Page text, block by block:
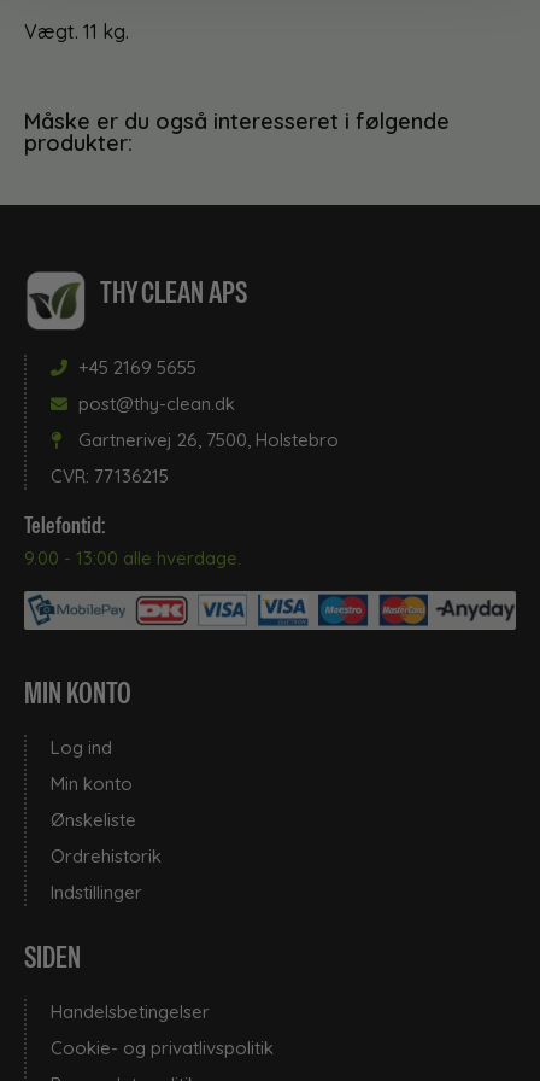
Vægt. 11 kg.
Måske er du også interesseret i følgende
produkter:
THY CLEAN APS
+45 2169 5655
post@thy-clean.dk
Gartnerivej 26, 7500, Holstebro
CVR: 77136215
Telefontid:
9.00 - 13:00 alle hverdage.
MIN KONTO
Log ind
Min konto
Ønskeliste
Ordrehistorik
Indstillinger
SIDEN
Handelsbetingelser
Cookie- og privatlivspolitik